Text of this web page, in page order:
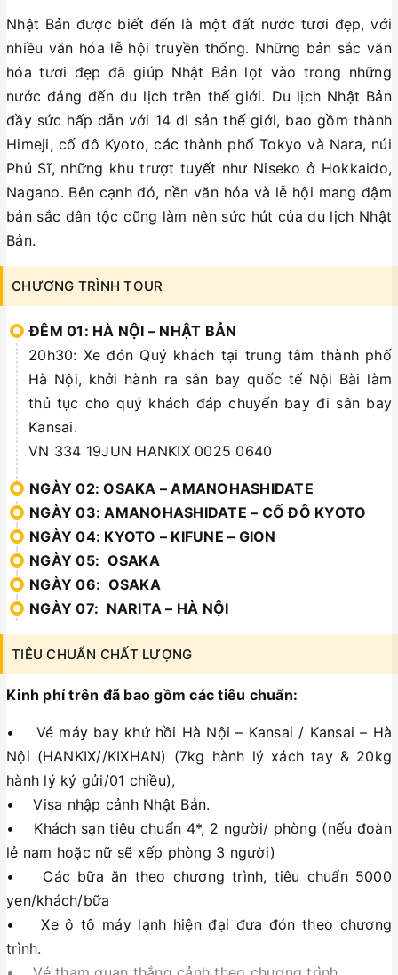
Nhật Bản được biết đến là một đất nước tươi đẹp, với
nhiều văn hóa lễ hội truyền thống. Những bản sắc văn
hóa tươi đẹp đã giúp Nhật Bản lọt vào trong những
nước đáng đến du lịch trên thế giới. Du lịch Nhật Bản
đầy sức hấp dẫn với 14 di sản thế giới, bao gồm thành
Himeji, cố đô Kyoto, các thành phố Tokyo và Nara, núi
Phú Sĩ, những khu trượt tuyết như Niseko ở Hokkaido,
Nagano. Bên cạnh đó, nền văn hóa và lễ hội mang đậm
bản sắc dân tộc cũng làm nên sức hút của du lịch Nhật
Bản.
CHƯƠNG TRÌNH TOUR
ĐÊM 01: HÀ NỘI – NHẬT BẢN
20h30: Xe đón Quý khách tại trung tâm thành phố
Hà Nội, khởi hành ra sân bay quốc tế Nội Bài làm
thủ tục cho quý khách đáp chuyến bay đi sân bay
Kansai.
VN 334 19JUN HANKIX 0025 0640
NGÀY 02: OSAKA – AMANOHASHIDATE
NGÀY 03: AMANOHASHIDATE – CỐ ĐÔ KYOTO
NGÀY 04: KYOTO – KIFUNE – GION
NGÀY 05: OSAKA
NGÀY 06: OSAKA
NGÀY 07: NARITA – HÀ NỘI
TIÊU CHUẨN CHẤT LƯỢNG
Kinh phí trên đã bao gồm các tiêu chuẩn:
• Vé máy bay khứ hồi Hà Nội – Kansai / Kansai – Hà
Nội (HANKIX//KIXHAN) (7kg hành lý xách tay & 20kg
hành lý ký gửi/01 chiều),
• Visa nhập cảnh Nhật Bản.
• Khách sạn tiêu chuẩn 4*, 2 người/ phòng (nếu đoàn
lẻ nam hoặc nữ sẽ xếp phòng 3 người)
• Các bữa ăn theo chương trình, tiêu chuẩn 5000
yen/khách/bữa
• Xe ô tô máy lạnh hiện đại đưa đón theo chương
trình.